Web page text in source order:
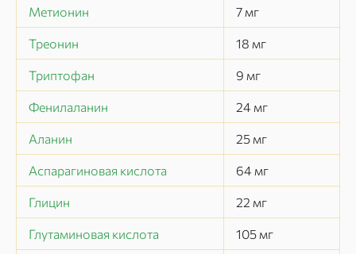
Метионин 7 мг
Треонин 18 мг
Триптофан 9 мг
Фенилаланин 24 мг
Аланин 25 мг
Аспарагиновая кислота 64 мг
Глицин 22 мг
Глутаминовая кислота 105 мг